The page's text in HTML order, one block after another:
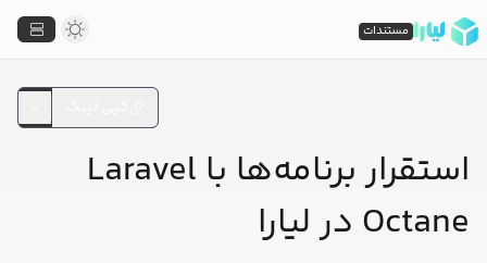
استقرار برنامه‌ها با Laravel
Octane در لیارا
مستندات